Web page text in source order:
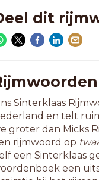
letterwoorden
dit
Sinterklaas
en telt
groter dan Micks
rijmwoord op
een Sinterklaas
een